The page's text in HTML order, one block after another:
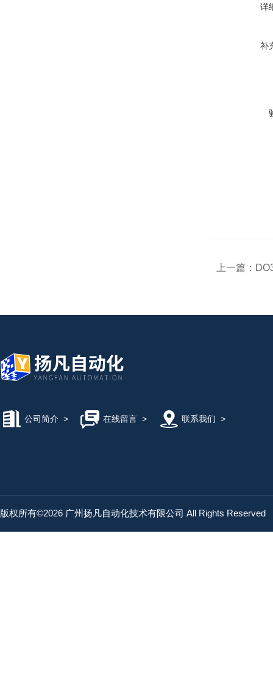
详
补
上一篇：
公司简介 > 在线留言> 联系我们 >
版权所有©2026 广州扬凡自动化技术有限公司 All Rights Reserved